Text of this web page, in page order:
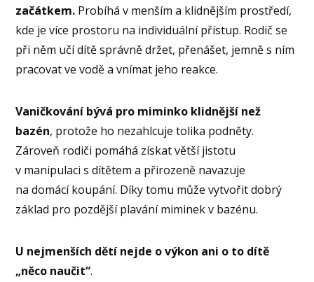
začátkem. Probíhá v menším a klidnějším prostředí,
kde je více prostoru na individuální přístup. Rodič se
při něm učí dítě správně držet, přenášet, jemně s ním
pracovat ve vodě a vnímat jeho reakce.
Vaničkování bývá pro miminko klidnější než
bazén, protože ho nezahlcuje tolika podněty.
Zároveň rodiči pomáhá získat větší jistotu
v manipulaci s dítětem a přirozeně navazuje
na domácí koupání. Díky tomu může vytvořit dobrý
základ pro pozdější plavání miminek v bazénu.
U nejmenších dětí nejde o výkon ani o to dítě
„něco naučit“.